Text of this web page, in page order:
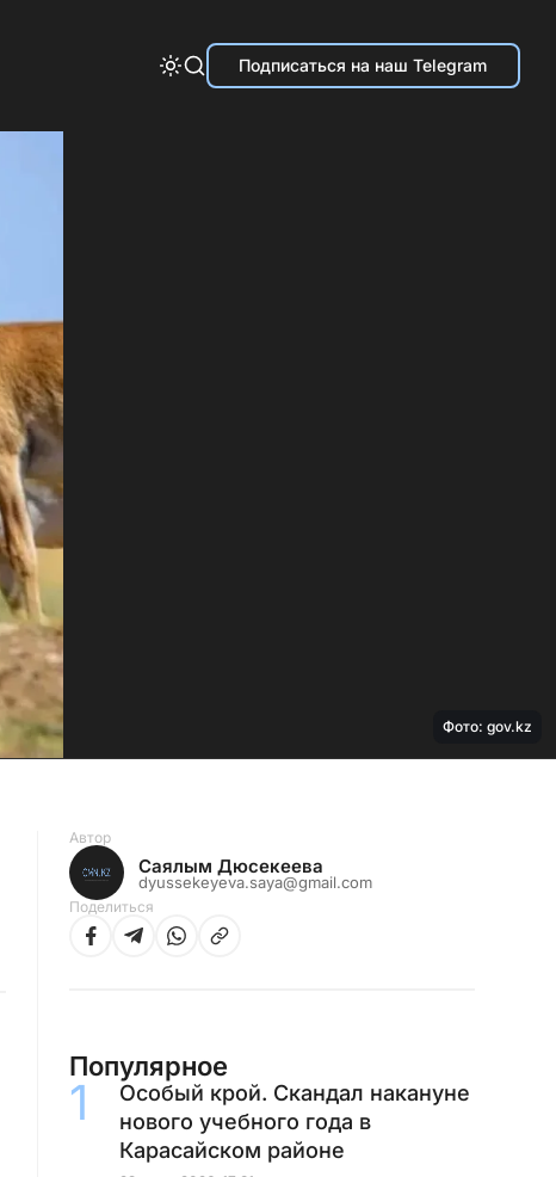
Подписаться на наш Telegram
Фото: gov.kz
Автор
Саялым Дюсекеева
dyussekeyeva.saya@gmail.com
Поделиться
Популярное
Особый крой. Скандал накануне
нового учебного года в
Карасайском районе